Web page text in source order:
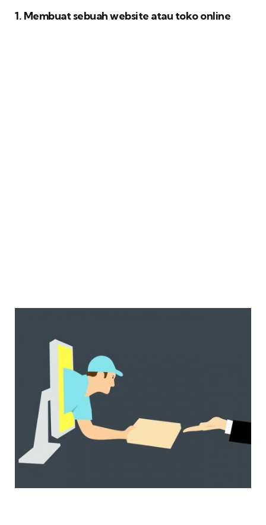
1. Membuat sebuah website atau toko online